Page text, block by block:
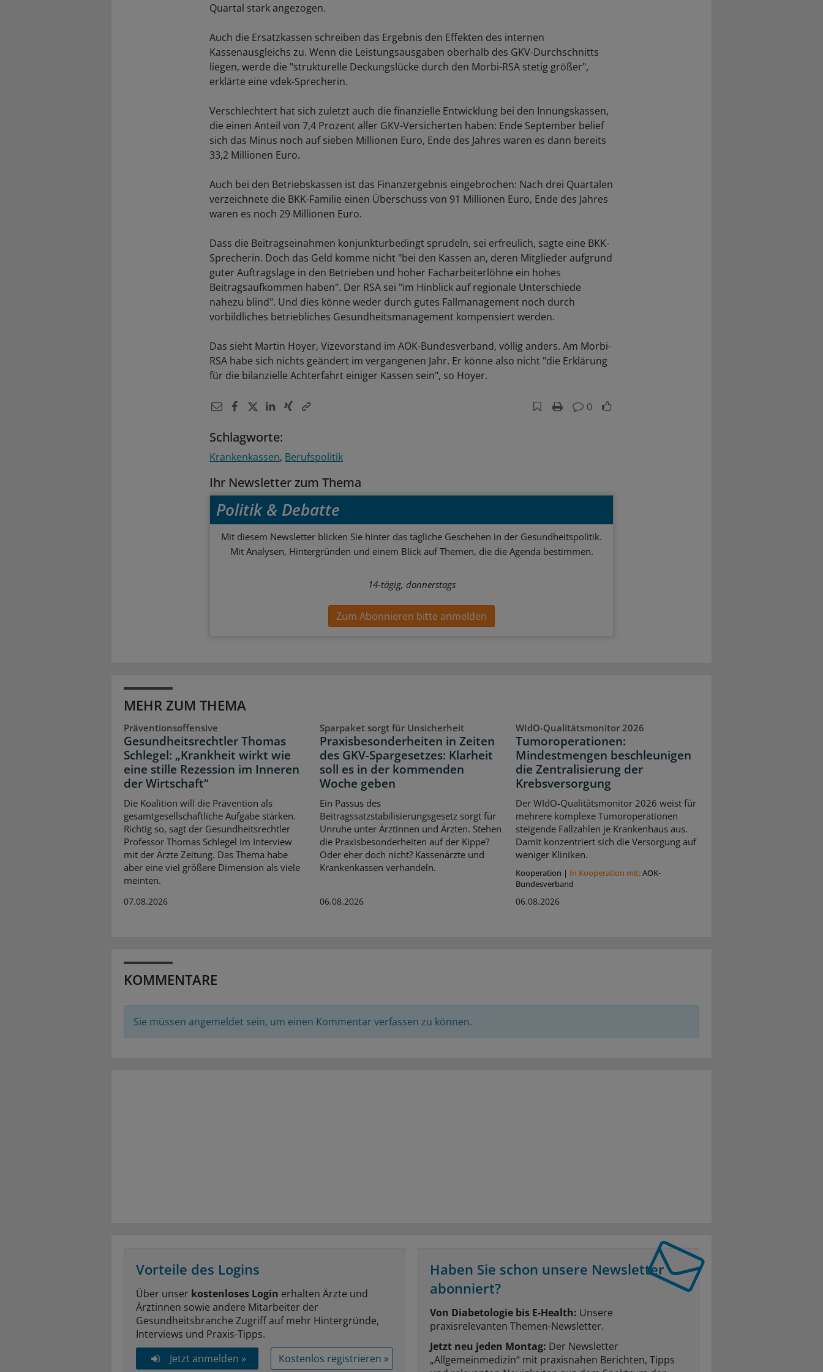
Quartal stark angezogen.
Auch die Ersatzkassen schreiben das Ergebnis den Effekten des internen
Kassenausgleichs zu. Wenn die Leistungsausgaben oberhalb des GKV-Durchschnitts
liegen, werde die "strukturelle Deckungslücke durch den Morbi-RSA stetig größer",
erklärte eine vdek-Sprecherin.
Verschlechtert hat sich zuletzt auch die finanzielle Entwicklung bei den Innungskassen,
die einen Anteil von 7,4 Prozent aller GKV-Versicherten haben: Ende September belief
sich das Minus noch auf sieben Millionen Euro, Ende des Jahres waren es dann bereits
33,2 Millionen Euro.
Auch bei den Betriebskassen ist das Finanzergebnis eingebrochen: Nach drei Quartalen
verzeichnete die BKK-Familie einen Überschuss von 91 Millionen Euro, Ende des Jahres
waren es noch 29 Millionen Euro.
Dass die Beitragseinahmen konjunkturbedingt sprudeln, sei erfreulich, sagte eine BKK-
Sprecherin. Doch das Geld komme nicht "bei den Kassen an, deren Mitglieder aufgrund
guter Auftragslage in den Betrieben und hoher Facharbeiterlöhne ein hohes
Beitragsaufkommen haben". Der RSA sei "im Hinblick auf regionale Unterschiede
nahezu blind". Und dies könne weder durch gutes Fallmanagement noch durch
vorbildliches betriebliches Gesundheitsmanagement kompensiert werden.
Das sieht Martin Hoyer, Vizevorstand im AOK-Bundesverband, völlig anders. Am Morbi-
RSA habe sich nichts geändert im vergangenen Jahr. Er könne also nicht "die Erklärung
für die bilanzielle Achterfahrt einiger Kassen sein", so Hoyer.
0
Schlagworte:
Krankenkassen Berufspolitik
Ihr Newsletter zum Thema
Politik & Debatte
Mit diesem Newsletter blicken Sie hinter das tägliche Geschehen in der Gesundheitspolitik.
Mit Analysen, Hintergründen und einem Blick auf Themen, die die Agenda bestimmen.
14-tägig, donnerstags
Zum Abonnieren bitte anmelden
MEHR ZUM THEMA
Präventionsoffensive
Gesundheitsrechtler Thomas
Schlegel: „Krankheit wirkt wie
eine stille Rezession im Inneren
der Wirtschaft“
Die Koalition will die Prävention als
gesamtgesellschaftliche Aufgabe stärken.
Richtig so, sagt der Gesundheitsrechtler
Professor Thomas Schlegel im Interview
mit der Ärzte Zeitung. Das Thema habe
aber eine viel größere Dimension als viele
meinten.
07.08.2026
Sparpaket sorgt für Unsicherheit
Praxisbesonderheiten in Zeiten
des GKV-Spargesetzes: Klarheit
soll es in der kommenden
Woche geben
Ein Passus des
Beitragssatzstabilisierungsgesetz sorgt für
Unruhe unter Ärztinnen und Ärzten. Stehen
die Praxisbesonderheiten auf der Kippe?
Oder eher doch nicht? Kassenärzte und
Krankenkassen verhandeln.
06.08.2026
WIdO-Qualitätsmonitor 2026
Tumoroperationen:
Mindestmengen beschleunigen
die Zentralisierung der
Krebsversorgung
Der WIdO-Qualitätsmonitor 2026 weist für
mehrere komplexe Tumoroperationen
steigende Fallzahlen je Krankenhaus aus.
Damit konzentriert sich die Versorgung auf
weniger Kliniken.
Kooperation | In Kooperation mit:AOK-
Bundesverband
06.08.2026
KOMMENTARE
Sie müssen angemeldet sein, um einen Kommentar verfassen zu können.
Vorteile des Logins
Über unser kostenloses Login erhalten Ärzte und
Ärztinnen sowie andere Mitarbeiter der
Gesundheitsbranche Zugriff auf mehr Hintergründe,
Interviews und Praxis-Tipps.
Jetzt anmelden »
Kostenlos registrieren »
Haben Sie schon unsere Newsletter
abonniert?
Von Diabetologie bis E-Health: Unsere
praxisrelevanten Themen-Newsletter.
Jetzt neu jeden Montag: Der Newsletter
„Allgemeinmedizin“ mit praxisnahen Berichten, Tipps